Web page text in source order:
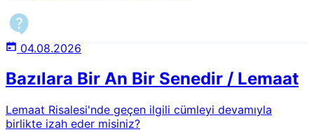
04.08.2026
Bazılara Bir An Bir Senedir / Lemaat
Lemaat Risalesi'nde geçen ilgili cümleyi devamıyla
birlikte izah eder misiniz?